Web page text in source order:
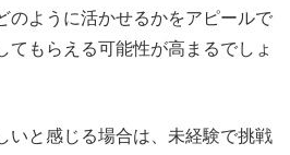
のように活かせるかをアピールで
てもらえる可能性が高まるでしょ
いと感じる場合は、未経験で挑戦